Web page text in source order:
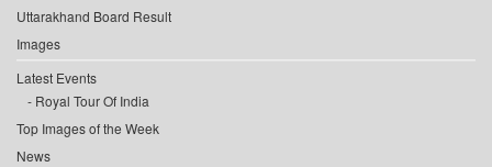
Uttarakhand Board Result
Images
Latest Events
Royal Tour Of India
Top Images of the Week
News